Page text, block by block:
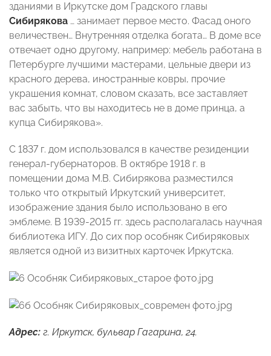
зданиями в Иркутске дом Градского главы
Сибирякова … занимает первое место. Фасад оного
величествен… Внутренняя отделка богата… В доме все
отвечает одно другому, например: мебель работана в
Петербурге лучшими мастерами, цельные двери из
красного дерева, иностранные ковры, прочие
украшения комнат, словом сказать, все заставляет
вас забыть, что вы находитесь не в доме принца, а
купца Сибирякова».
С 1837 г. дом использовался в качестве резиденции
генерал-губернаторов. В октябре 1918 г. в
помещении дома М.В. Сибирякова разместился
только что открытый Иркутский университет,
изображение здания было использовано в его
эмблеме. В 1939-2015 гг. здесь располагалась научная
библиотека ИГУ. До сих пор особняк Сибиряковых
является одной из визитных карточек Иркутска.
Адрес: г. Иркутск, бульвар Гагарина, 24.